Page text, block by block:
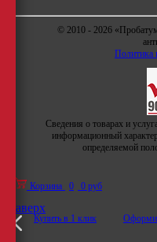
© 2010 - 2026
Политика
Сведения о товарах и
информационный
определяемой
Корзина 0 0 руб
Купить в 1 клик
Наверх